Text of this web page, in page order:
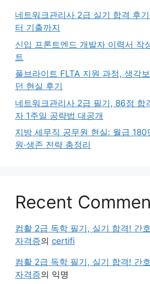
네트워크관리사 2급 실기 합격 후
터 기출까지
신입 프론트엔드 개발자 이력서 작
트
풀브라이트 FLTA 지원 과정, 생각
던 현실 후기
네트워크관리사 2급 필기, 86점 합
자 1주일 공략법 대공개
지방 세무직 공무원 현실: 월급 180
원·생존 전략 총정리
Recent
컴활 2급 독학 필기, 실기 합격! 간
자격증의 certifi
컴활 2급 독학 필기, 실기 합격! 간
자격증의 익명